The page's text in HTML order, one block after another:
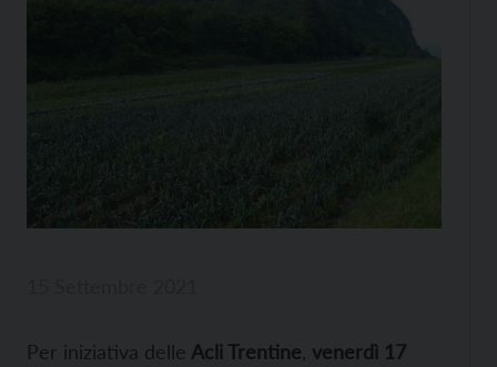
Per iniziativa delle Acli Trentine venerdì 17